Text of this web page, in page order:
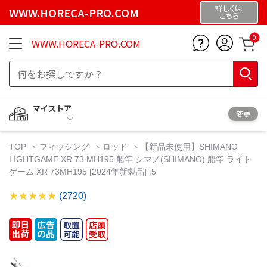
WWW.HORECA-PRO.COM 詳しくは
こちら
WWW.HORECA-PRO.COM 0
マイストア
変更
TOP フィッシング ロッド
【新品未使用】SHIMANO
LIGHTGAME XR 73 MH195 船竿 シマノ(SHIMANO) 船竿 ライト
ゲーム XR 73MH195 [2024年新製品] [5
(2720)